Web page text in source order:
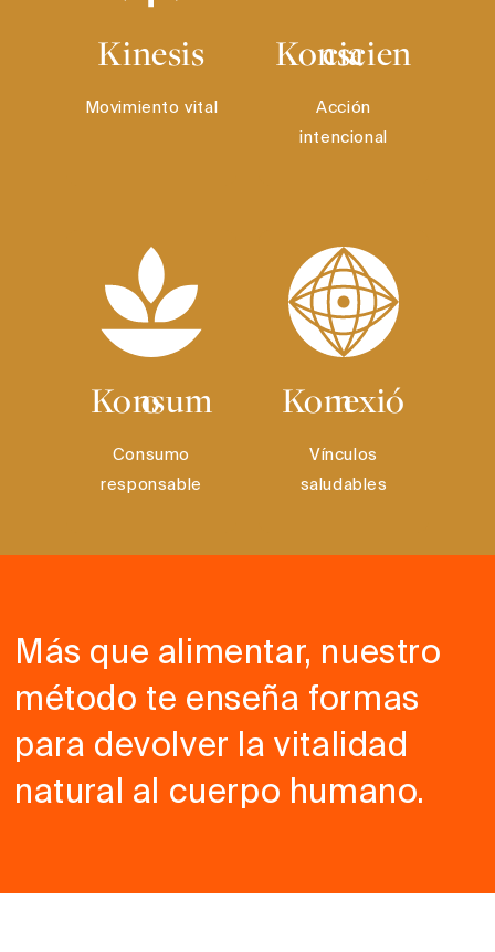
Kinesis
Movimiento vital
Konsciencia
Acción
intencional
Konsumo
Consumo
responsable
Konexión
Vínculos
saludables
Más que alimentar, nuestro
método te enseña formas
para devolver la vitalidad
natural al cuerpo humano.